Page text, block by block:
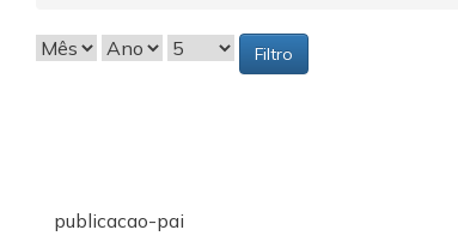
Filtro
publicacao-pai